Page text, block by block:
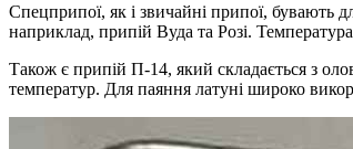
Спецприпої, як і звичайні припої, бувають
наприклад, припій Вуда та Розі.
Також є припій П-14, який складається з
температур. Для паяння латуні широко